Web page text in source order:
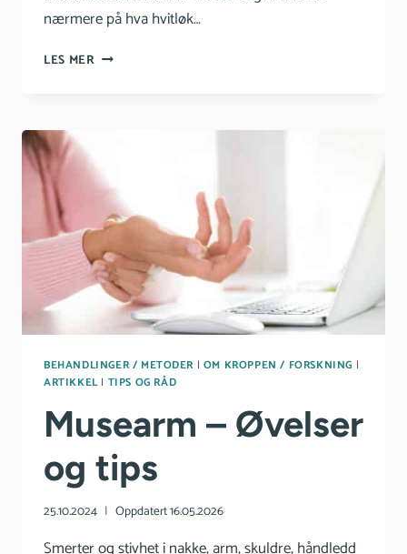
nærmere på hva hvitløk…
LES MER ALT
HVITLØK
BEHANDLINGER / METODER | OM KROPPEN / FORSKNING |
ARTIKKEL| TIPS OG RÅD
Musearm – Øvelser
og tips
25.10.2024 Oppdatert16.05.2026
Smerter og stivhet i nakke, arm, skuldre, håndledd